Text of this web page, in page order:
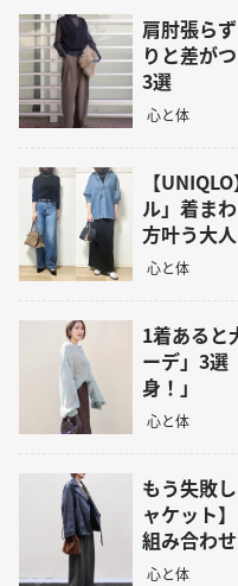
肩肘張ら
りと差が
3選
心と体
【
ル」着ま
方叶う大
心と体
1着あると
ーデ」3選
身！」
心と体
もう失敗
ャケット
組み合わせ
心と体